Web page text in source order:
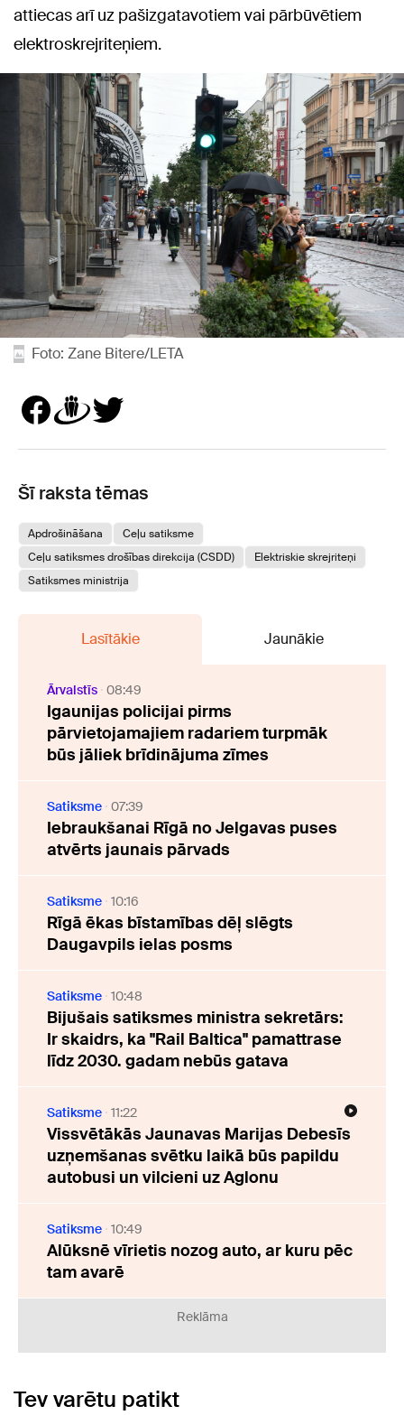
attiecas arī uz pašizgatavotiem vai pārbūvētiem
elektroskrejriteņiem.
Foto: Zane Bitere/LETA
Šī raksta tēmas
Apdrošināšana
Ceļu satiksme
Ceļu satiksmes drošības direkcija (CSDD)
Elektriskie skrejriteņi
Satiksmes ministrija
Lasītākie Jaunākie
Ārvalstīs 08:49
Igaunijas policijai pirms
pārvietojamajiem radariem turpmāk
būs jāliek brīdinājuma zīmes
Satiksme 07:39
Iebraukšanai Rīgā no Jelgavas puses
atvērts jaunais pārvads
Satiksme 10:16
Rīgā ēkas bīstamības dēļ slēgts
Daugavpils ielas posms
Satiksme 10:48
Bijušais satiksmes ministra sekretārs:
Ir skaidrs, ka "Rail Baltica" pamattrase
līdz 2030. gadam nebūs gatava
Satiksme 11:22
Vissvētākās Jaunavas Marijas Debesīs
uzņemšanas svētku laikā būs papildu
autobusi un vilcieni uz Aglonu
Satiksme 10:49
Alūksnē vīrietis nozog auto, ar kuru pēc
tam avarē
Reklāma
Tev varētu patikt